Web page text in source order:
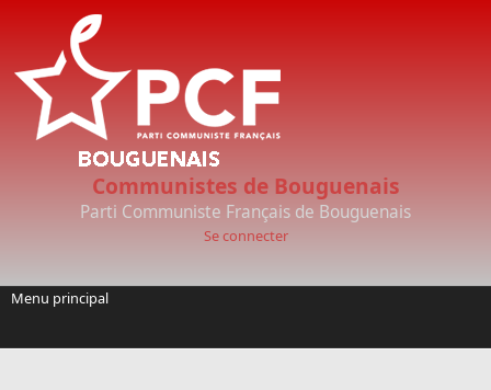
Aller au contenu principal
Communistes de Bouguenais
Parti Communiste Français de Bouguenais
Se connecter
Menu principal